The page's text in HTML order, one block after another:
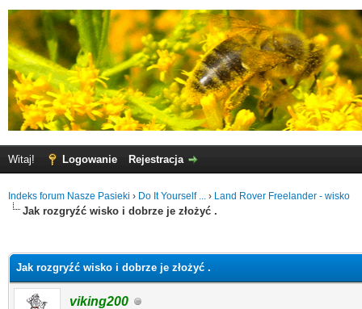
Witaj! Logowanie Rejestracja
Indeks forum Nasze Pasieki › Do It Yourself ... › Land Rover Freelander - wisko
Jak rozgryźć wisko i dobrze je złożyć .
Jak rozgryźć wisko i dobrze je złożyć .
viking200